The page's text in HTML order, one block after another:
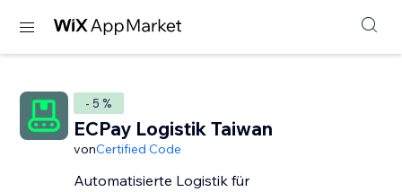
- 5 %
ECPay Logistik Taiwan
vonCertified Code
Automatisierte Logistik für